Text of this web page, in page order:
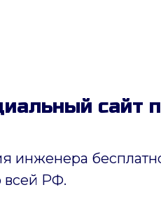
инженера
всей РФ.
сайт